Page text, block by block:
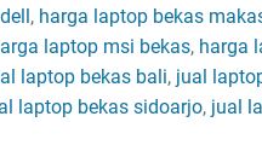
, harga laptop bekas
laptop msi bekas, harga
laptop bekas bali, jual
laptop bekas sidoarjo, jual